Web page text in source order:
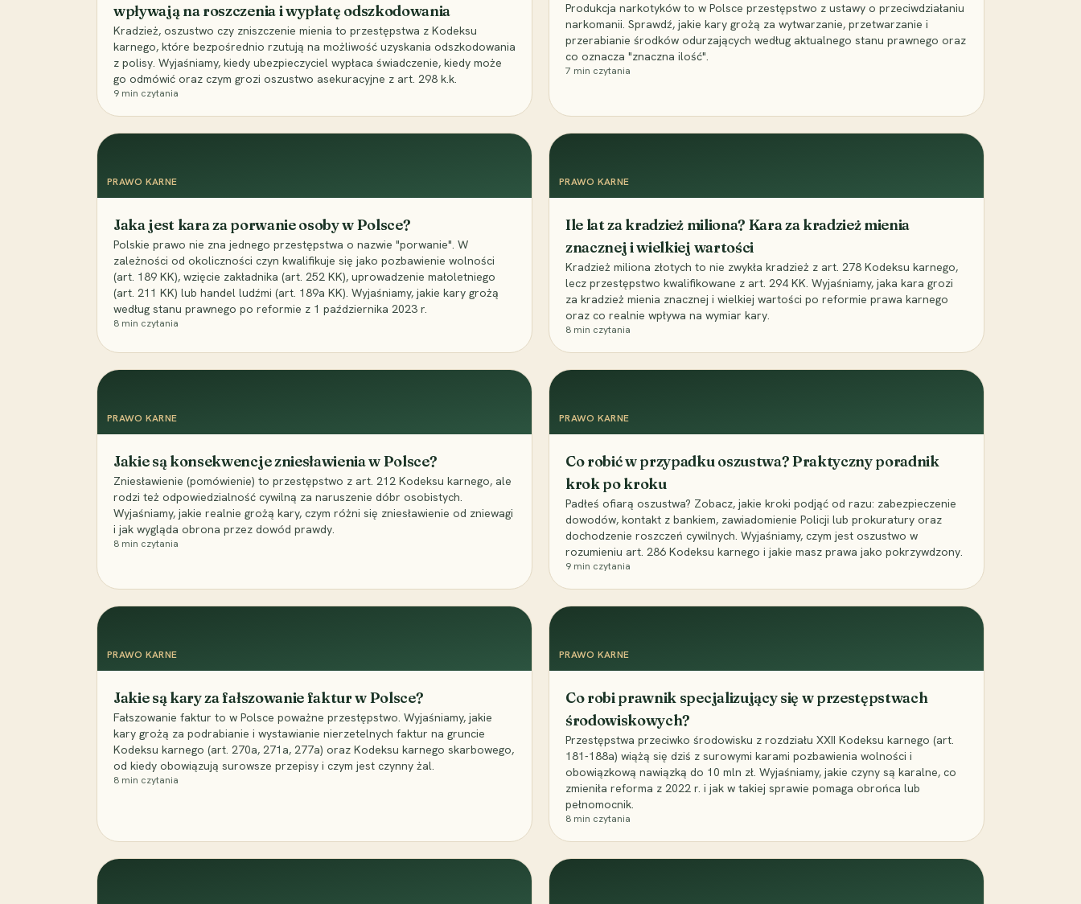
wpływają na roszczenia i wypłatę odszkodowania
Kradzież, oszustwo czy zniszczenie mienia to przestępstwa z Kodeksu
karnego, które bezpośrednio rzutują na możliwość uzyskania odszkodowania
z polisy. Wyjaśniamy, kiedy ubezpieczyciel wypłaca świadczenie, kiedy może
go odmówić oraz czym grozi oszustwo asekuracyjne z art. 298 k.k.
9 min czytania
Produkcja narkotyków to w Polsce przestępstwo z ustawy o przeciwdziałaniu
narkomanii. Sprawdź, jakie kary grożą za wytwarzanie, przetwarzanie i
przerabianie środków odurzających według aktualnego stanu prawnego oraz
co oznacza "znaczna ilość".
7 min czytania
PRAWO KARNE
Jaka jest kara za porwanie osoby w Polsce?
Polskie prawo nie zna jednego przestępstwa o nazwie "porwanie". W
zależności od okoliczności czyn kwalifikuje się jako pozbawienie wolności
(art. 189 KK), wzięcie zakładnika (art. 252 KK), uprowadzenie małoletniego
(art. 211 KK) lub handel ludźmi (art. 189a KK). Wyjaśniamy, jakie kary grożą
według stanu prawnego po reformie z 1 października 2023 r.
8 min czytania
PRAWO KARNE
Ile lat za kradzież miliona? Kara za kradzież mienia
znacznej i wielkiej wartości
Kradzież miliona złotych to nie zwykła kradzież z art. 278 Kodeksu karnego,
lecz przestępstwo kwalifikowane z art. 294 KK. Wyjaśniamy, jaka kara grozi
za kradzież mienia znacznej i wielkiej wartości po reformie prawa karnego
oraz co realnie wpływa na wymiar kary.
8 min czytania
PRAWO KARNE
Jakie są konsekwencje zniesławienia w Polsce?
Zniesławienie (pomówienie) to przestępstwo z art. 212 Kodeksu karnego, ale
rodzi też odpowiedzialność cywilną za naruszenie dóbr osobistych.
Wyjaśniamy, jakie realnie grożą kary, czym różni się zniesławienie od zniewagi
i jak wygląda obrona przez dowód prawdy.
8 min czytania
PRAWO KARNE
Co robić w przypadku oszustwa? Praktyczny poradnik
krok po kroku
Padłeś ofiarą oszustwa? Zobacz, jakie kroki podjąć od razu: zabezpieczenie
dowodów, kontakt z bankiem, zawiadomienie Policji lub prokuratury oraz
dochodzenie roszczeń cywilnych. Wyjaśniamy, czym jest oszustwo w
rozumieniu art. 286 Kodeksu karnego i jakie masz prawa jako pokrzywdzony.
9 min czytania
PRAWO KARNE
Jakie są kary za fałszowanie faktur w Polsce?
Fałszowanie faktur to w Polsce poważne przestępstwo. Wyjaśniamy, jakie
kary grożą za podrabianie i wystawianie nierzetelnych faktur na gruncie
Kodeksu karnego (art. 270a, 271a, 277a) oraz Kodeksu karnego skarbowego,
od kiedy obowiązują surowsze przepisy i czym jest czynny żal.
8 min czytania
PRAWO KARNE
Co robi prawnik specjalizujący się w przestępstwach
środowiskowych?
Przestępstwa przeciwko środowisku z rozdziału XXII Kodeksu karnego (art.
181-188a) wiążą się dziś z surowymi karami pozbawienia wolności i
obowiązkową nawiązką do 10 mln zł. Wyjaśniamy, jakie czyny są karalne, co
zmieniła reforma z 2022 r. i jak w takiej sprawie pomaga obrońca lub
pełnomocnik.
8 min czytania